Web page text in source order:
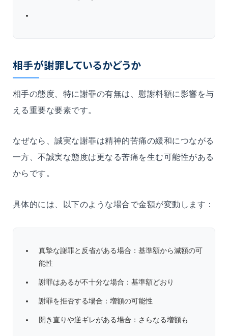
相手が謝罪しているかどうか
相手の態度、特に謝罪の有無は、慰謝料額に影響を与
える重要な要素です。
なぜなら、誠実な謝罪は精神的苦痛の緩和につながる
一方、不誠実な態度は更なる苦痛を生む可能性がある
からです。
具体的には、以下のような場合で金額が変動します：
真摯な謝罪と反省がある場合：基準額から減額の可
能性
謝罪はあるが不十分な場合：基準額どおり
謝罪を拒否する場合：増額の可能性
開き直りや逆ギレがある場合：さらなる増額も